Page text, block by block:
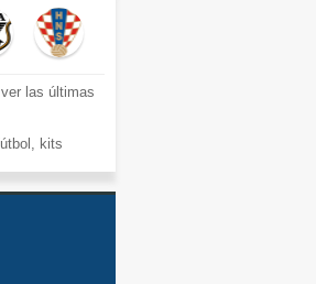
las últimas
​​kits
Envío